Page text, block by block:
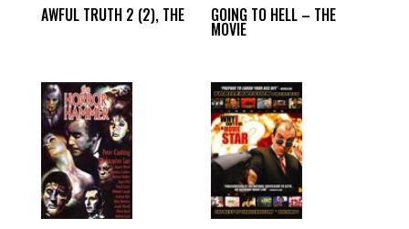
AWFUL TRUTH 2 (2), THE GOING TO HELL – THE
MOVIE